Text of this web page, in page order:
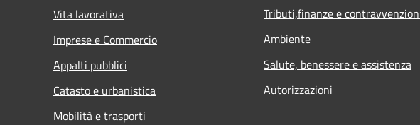
Vita lavorativa
Imprese e Commercio
Appalti pubblici
Catasto e urbanistica
Mobilità e trasporti
Tributi,finanze e
Ambiente
Salute, benessere e assistenza
Autorizzazioni